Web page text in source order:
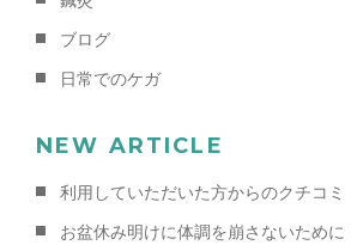
ブログ
日常でのケガ
NEW ARTICLE
利用していただいた方からのクチコミ
お盆休み明けに体調を崩さないため